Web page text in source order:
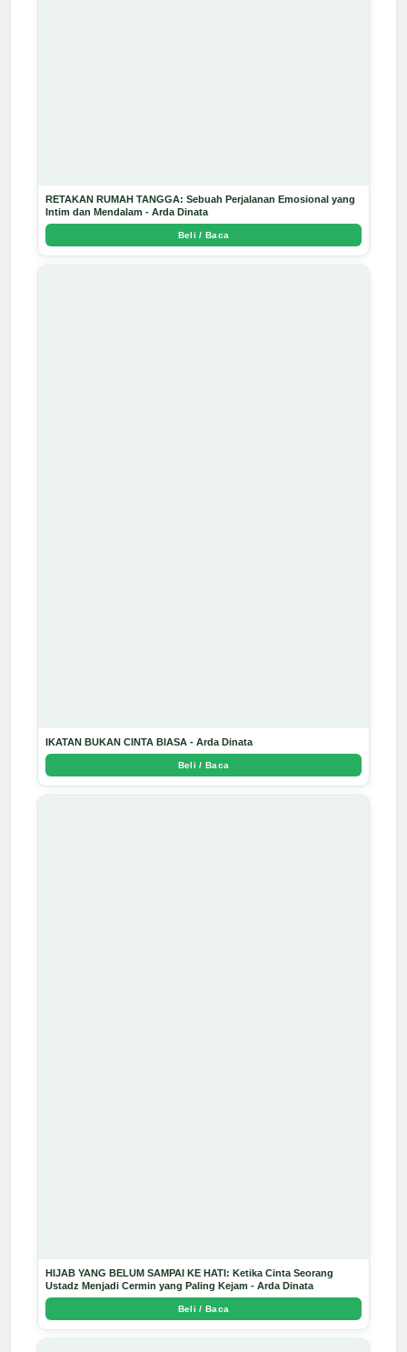
RETAKAN RUMAH TANGGA: Sebuah Perjalanan Emosional yang
Intim dan Mendalam - Arda Dinata
Beli / Baca
IKATAN BUKAN CINTA BIASA - Arda Dinata
Beli / Baca
HIJAB YANG BELUM SAMPAI KE HATI: Ketika Cinta Seorang
Ustadz Menjadi Cermin yang Paling Kejam - Arda Dinata
Beli / Baca